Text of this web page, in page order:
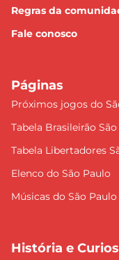
Regras da
Fale conosco
Páginas
Próximos jogos do
Tabela Brasileirão
Tabela Libertadores
Elenco do São Paulo
Músicas do São Paulo
História e